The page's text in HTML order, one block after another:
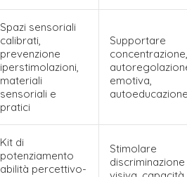
Spazi sensoriali
calibrati,
prevenzione
iperstimolazioni,
materiali
sensoriali e
pratici
Supportare
concentrazione,
emotiva,
Kit di
potenziamento
abilità percettivo-
Stimolare
discriminazione